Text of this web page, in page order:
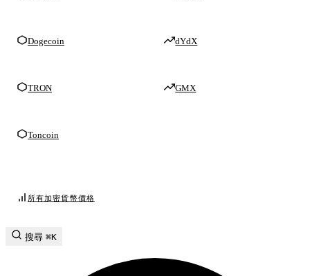
Dogecoin
TRON
Toncoin
dYdX
GMX
所有加密貨幣價格
搜尋 ⌘K